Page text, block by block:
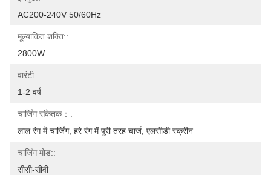
AC200-240V 50/60Hz
मूल्यांकित शक्ति::
2800W
वारंटी::
1-2 वर्ष
चार्जिंग संकेतक：:
लाल रंग में चार्जिंग, हरे रंग में पूरी तरह चार्ज, एलसीडी स्क्रीन
चार्जिंग मोड::
सीसी-सीवी